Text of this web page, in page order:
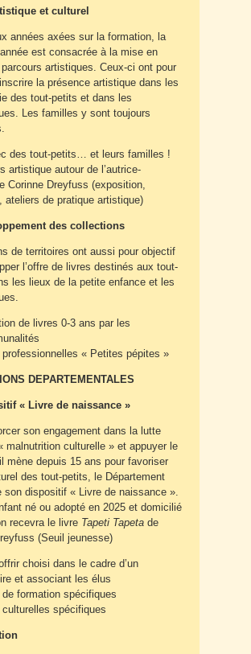
et culturel
années axées sur la formation, la
est consacrée à la mise en
artistiques. Ceux-ci ont pour
la présence artistique dans les
des tout-petits et dans les
Les familles y sont toujours
des tout-petits… et leurs familles !
artistique autour de l’autrice-
Corinne Dreyfuss (exposition,
ateliers de pratique artistique)
des collections
de territoires ont aussi pour objectif
l’offre de livres destinés aux tout-
les lieux de la petite enfance et les
de livres 0-3 ans par les
professionnelles « Petites pépites »
DEPARTEMENTALES
« Livre de naissance »
son engagement dans la lutte
malnutrition culturelle » et appuyer le
mène depuis 15 ans pour favoriser
des tout-petits, le Département
son dispositif « Livre de naissance ».
né ou adopté en 2025 et domicilié
recevra le livre Tapeti Tapeta de
(Seuil jeunesse)
choisi dans le cadre d’un
et associant les élus
formation spécifiques
spécifiques